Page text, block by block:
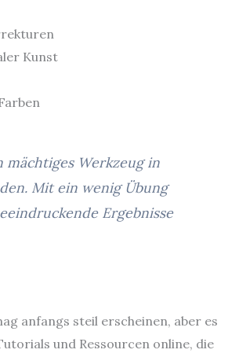
Kunst
mächtiges Werkzeug in
Mit ein wenig Übung
Ergebnisse
anfangs steil erscheinen, aber es
und Ressourcen online, die